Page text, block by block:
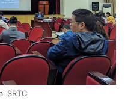
SRTC